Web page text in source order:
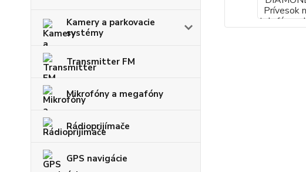
Kamery a parkovacie
systémy
Transmitter FM
Mikrofóny a megafóny
Rádioprijímače
GPS navigácie